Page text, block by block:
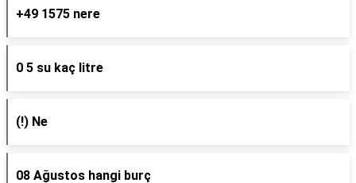
+49 1575 nere
0 5 su kaç litre
(!) Ne
08 Ağustos hangi burç